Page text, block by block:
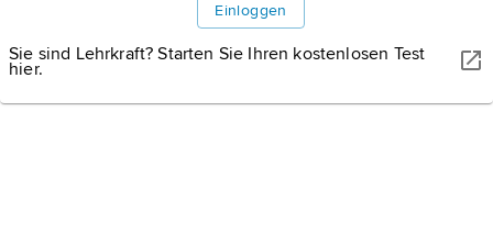
Einloggen
Sie sind Lehrkraft? Starten Sie Ihren kostenlosen Test
hier.